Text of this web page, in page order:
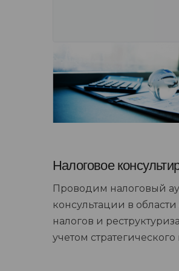
Налоговое
Проводим налоговый
консультации в
налогов и
учетом